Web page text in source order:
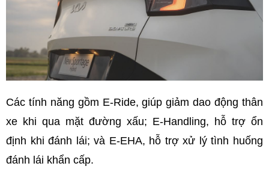
Các tính năng gồm E-Ride, giúp giảm dao động thân
xe khi qua mặt đường xấu; E-Handling, hỗ trợ ổn
định khi đánh lái; và E-EHA, hỗ trợ xử lý tình huống
đánh lái khẩn cấp.